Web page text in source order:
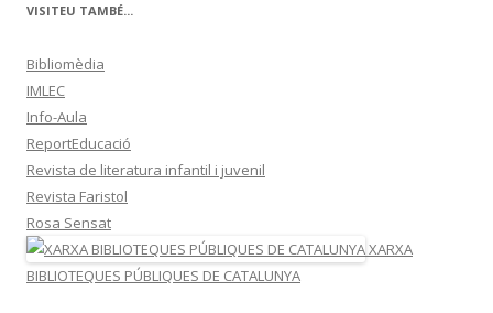
VISITEU TAMBÉ...
Bibliomèdia
IMLEC
Info-Aula
ReportEducació
Revista de literatura infantil i juvenil
Revista Faristol
Rosa Sensat
XARXA
BIBLIOTEQUES PÚBLIQUES DE CATALUNYA